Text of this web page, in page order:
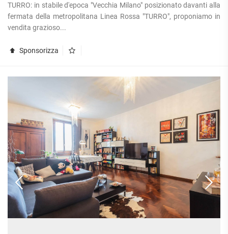
TURRO: in stabile d'epoca "Vecchia Milano" posizionato davanti alla
fermata della metropolitana Linea Rossa "TURRO", proponiamo in
vendita grazioso...
Sponsorizza